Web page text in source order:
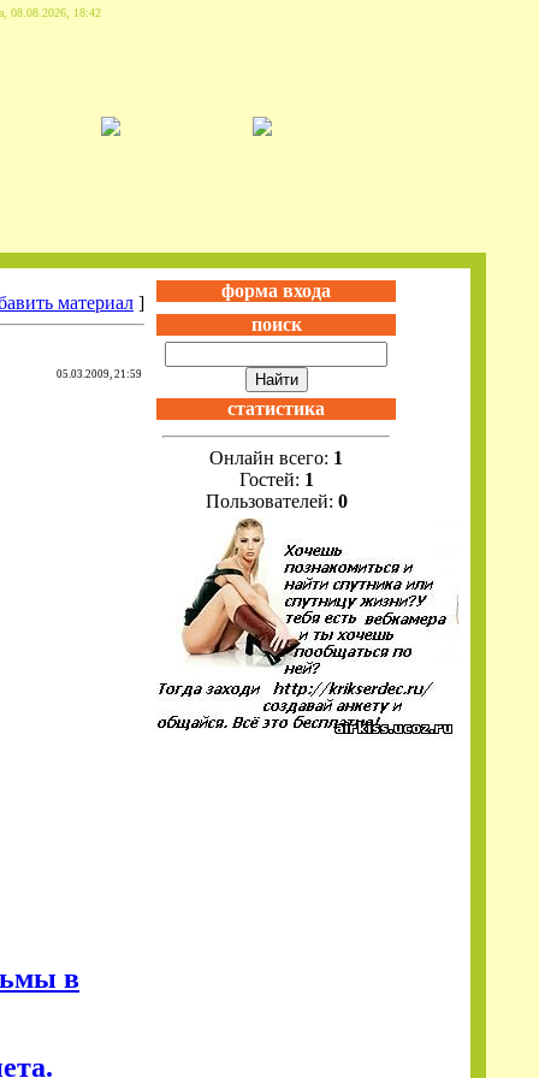
08.08.2026, 18:42
материал ]
05.03.2009, 21:59
в
форма входа
поиск
статистика
Онлайн всего: 1
Гостей: 1
Пользователей: 0